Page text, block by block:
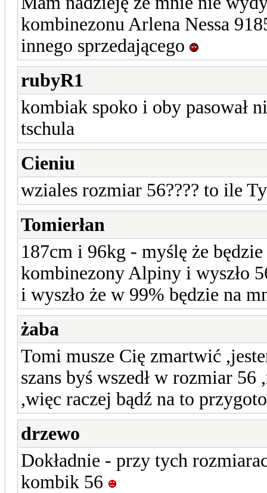
kombinezonu Arlena Nessa
innego sprzedającego
rubyR1
kombiak spoko i oby pasował
tschula
Cieniu
wziales rozmiar 56???? to ile
Tomierłan
187cm i 96kg - myślę że
kombinezony Alpiny i wyszło
i wyszło że w 99% będzie na
żaba
Tomi musze Cię zmartwić
szans byś wszedł w rozmiar
,więc raczej bądź na to
drzewo
Dokładnie - przy tych
kombik 56